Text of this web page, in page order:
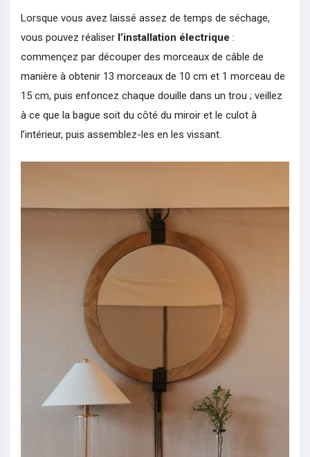
Lorsque vous avez laissé assez de temps de séchage,
vous pouvez réaliser l’installation électrique :
commençez par découper des morceaux de câble de
manière à obtenir 13 morceaux de 10 cm et 1 morceau de
15 cm, puis enfoncez chaque douille dans un trou ; veillez
à ce que la bague soit du côté du miroir et le culot à
l’intérieur, puis assemblez-les en les vissant.